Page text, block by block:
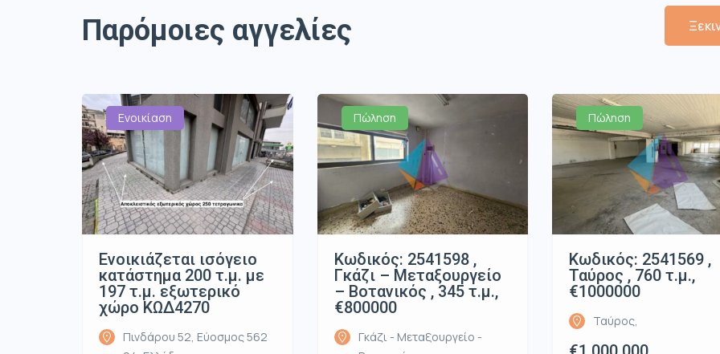
Παρόμοιες αγγελίες
Ενοικίαση
Ενοικιάζεται ισόγειο
κατάστημα 200 τ.μ. με
197 τ.μ. εξωτερικό
χώρο ΚΩΔ4270
Πινδάρου 52, Εύοσμος 562
Πώληση
Κωδικός: 2541598 ,
Γκάζι – Μεταξουργείο
– Βοτανικός , 345 τ.μ.,
€800000
Γκάζι - Μεταξουργείο -
Πώληση
Κωδικός: 2541569 ,
Ταύρος , 760 τ.μ.,
€1000000
Ταύρος,